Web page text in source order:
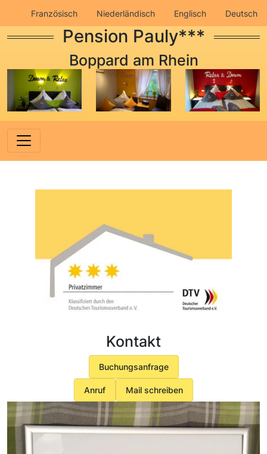
Französisch Niederländisch Englisch Deutsch
Impressum Datenschutz
Pension Pauly***
Boppard am Rhein
Kontakt
Buchungsanfrage
Anruf Mail schreiben